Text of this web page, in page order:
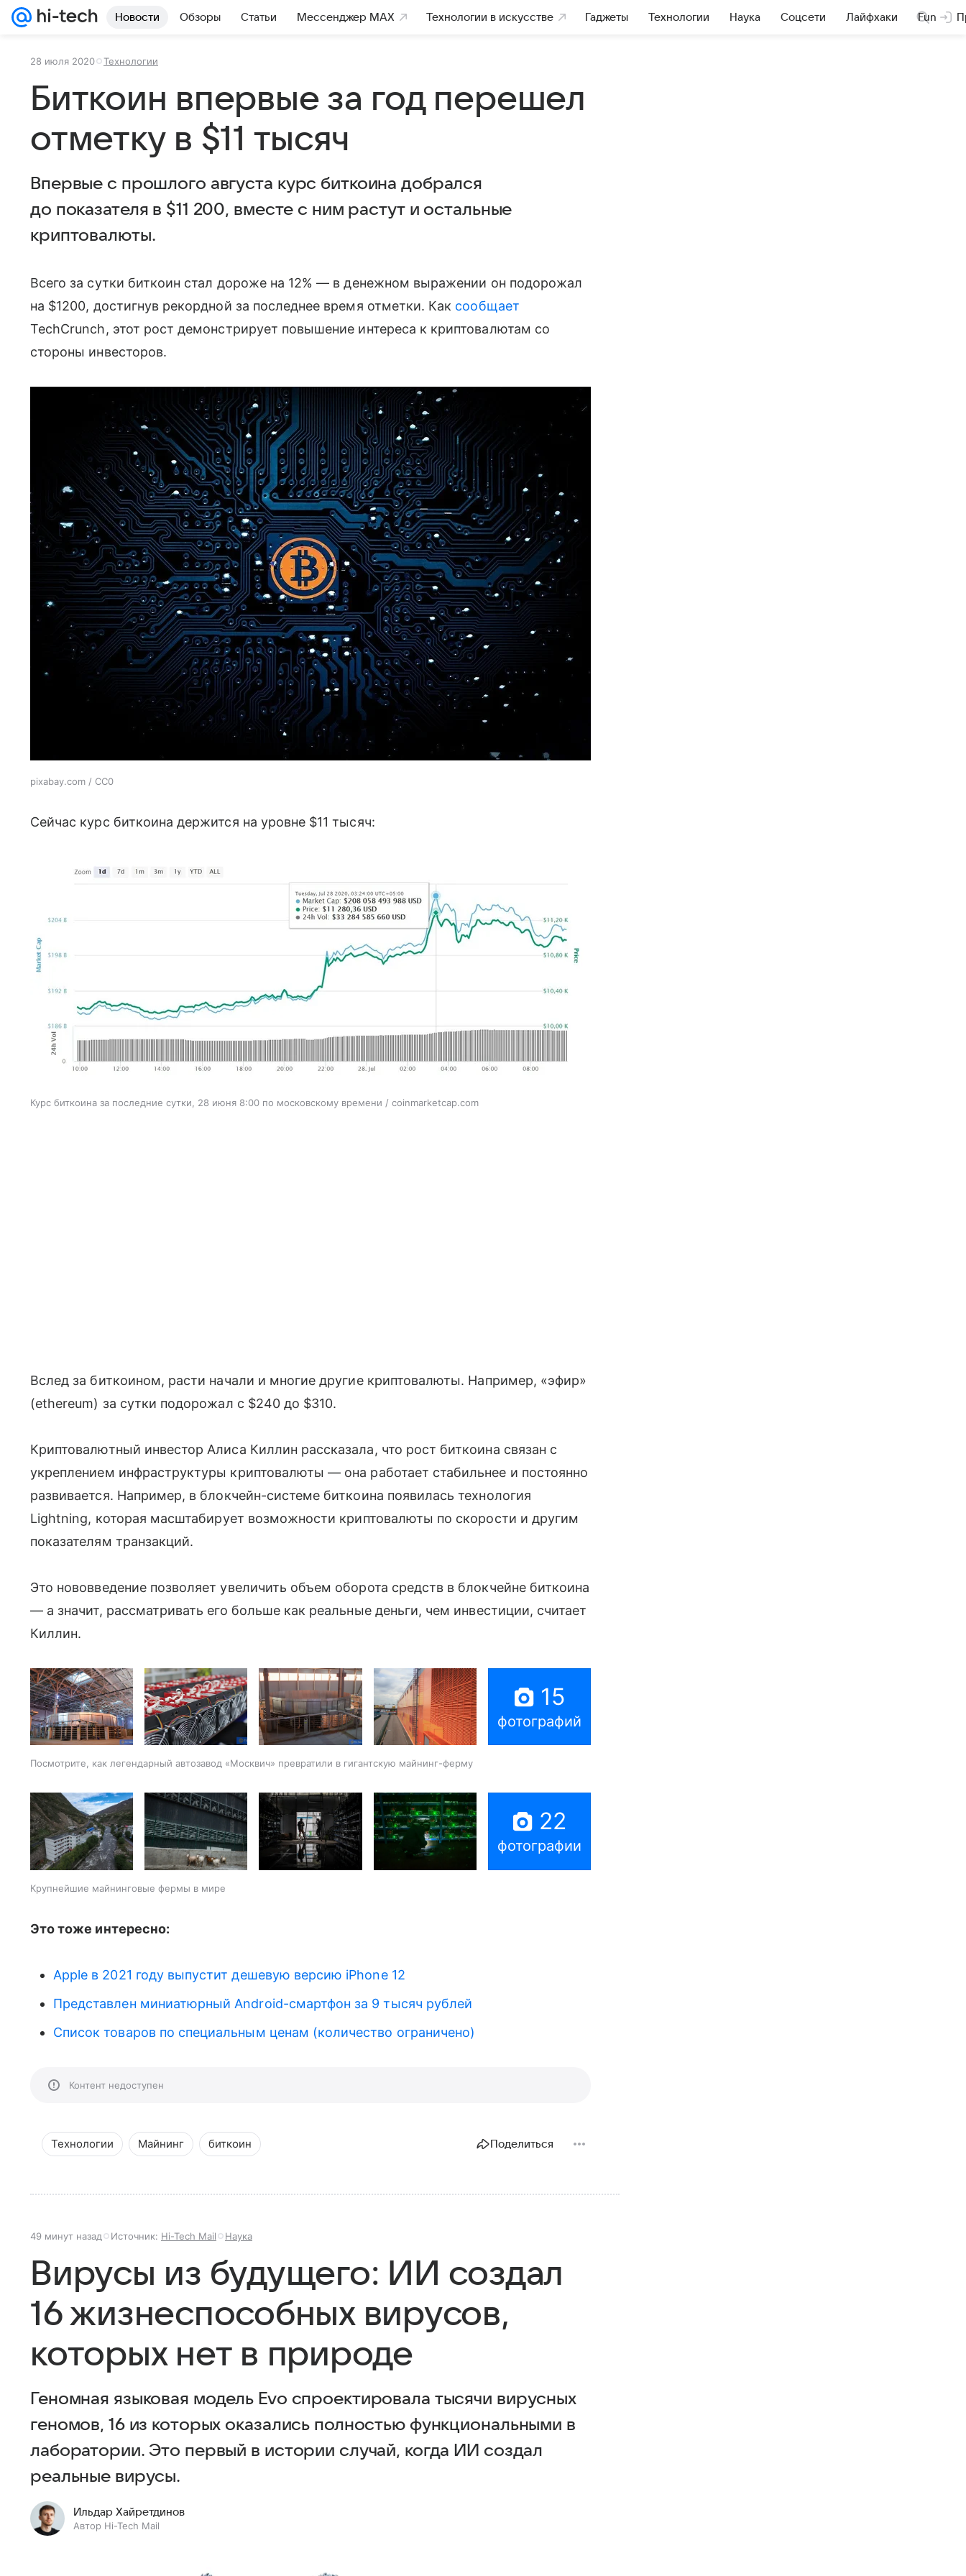
Новости Обзоры Статьи Мессенджер MAX Технологии в искусстве Гаджеты Технологии Наука Соцсети Лайфхаки Fun
28 июля 2020 Технологии
Биткоин впервые за год перешел
отметку в $11 тысяч
Впервые с прошлого августа курс биткоина добрался
до показателя в $11 200, вместе с ним растут и остальные
криптовалюты.
Всего за сутки биткоин стал дороже на 12% — в денежном выражении он подорожал
на $1200, достигнув рекордной за последнее время отметки. Как сообщает
TechCrunch, этот рост демонстрирует повышение интереса к криптовалютам со
стороны инвесторов.
pixabay.com / CC0
Сейчас курс биткоина держится на уровне $11 тысяч:
Курс биткоина за последние сутки, 28 июня 8:00 по московскому времени / coinmarketcap.com
Вслед за биткоином, расти начали и многие другие криптовалюты. Например, «эфир»
(ethereum) за сутки подорожал с $240 до $310.
Криптовалютный инвестор Алиса Киллин рассказала, что рост биткоина связан с
укреплением инфраструктуры криптовалюты — она работает стабильнее и постоянно
развивается. Например, в блокчейн-системе биткоина появилась технология
Lightning, которая масштабирует возможности криптовалюты по скорости и другим
показателям транзакций.
Это нововведение позволяет увеличить объем оборота средств в блокчейне биткоина
— а значит, рассматривать его больше как реальные деньги, чем инвестиции, считает
Киллин.
15
фотографий
Посмотрите, как легендарный автозавод «Москвич» превратили в гигантскую майнинг-ферму
22
фотографии
Крупнейшие майнинговые фермы в мире
Это тоже интересно:
Apple в 2021 году выпустит дешевую версию iPhone 12
Представлен миниатюрный Android-смартфон за 9 тысяч рублей
Список товаров по специальным ценам (количество ограничено)
Контент недоступен
Технологии Майнинг биткоин Поделиться
49 минут назад Источник: Hi-Tech Mail Наука
Вирусы из будущего: ИИ создал
16 жизнеспособных вирусов,
которых нет в природе
Геномная языковая модель Evo спроектировала тысячи вирусных
геномов, 16 из которых оказались полностью функциональными в
лаборатории. Это первый в истории случай, когда ИИ создал
реальные вирусы.
Ильдар Хайретдинов
Автор Hi-Tech Mail